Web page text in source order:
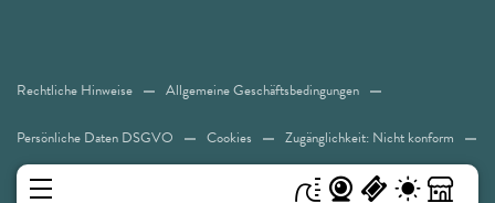
Rechtliche Hinweise Allgemeine Geschäftsbedingungen
Persönliche Daten DSGVO Cookies Zugänglichkeit: Nicht konform
Sitemap